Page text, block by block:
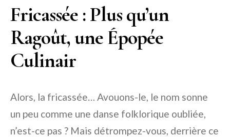
Fricassée : Plus qu’un
Ragoût, une Épopée
Culinair
Alors, la fricassée… Avouons-le, le nom sonne
un peu comme une danse folklorique oubliée,
n’est-ce pas ? Mais détrompez-vous, derrière ce